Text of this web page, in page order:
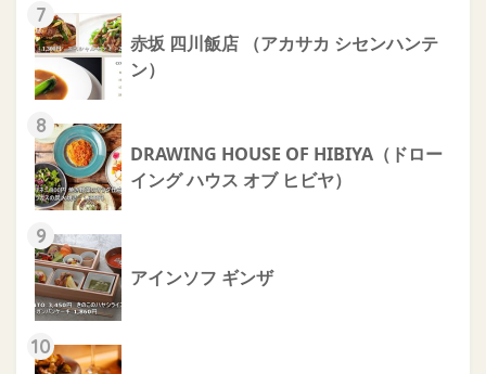
7
赤坂 四川飯店 （アカサカ シセンハンテ
ン）
8
DRAWING HOUSE OF HIBIYA（ドロー
イング ハウス オブ ヒビヤ）
9
アインソフ ギンザ
10